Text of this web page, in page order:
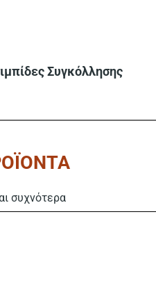
Συγκόλλησης
συχνότερα